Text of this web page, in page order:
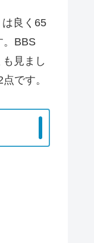
良く65
。BBS
見まし
です。